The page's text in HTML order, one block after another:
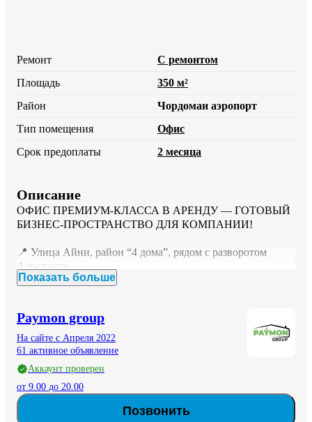
Ремонт
С ремонтом
Площадь
350 м²
Район
Чордомаи аэропорт
Тип помещения
Офис
Срок предоплаты
2 месяца
Описание
ОФИС ПРЕМИУМ-КЛАССА В АРЕНДУ — ГОТОВЫЙ
БИЗНЕС-ПРОСТРАНСТВО ДЛЯ КОМПАНИИ!
📍 Улица Айни, район “4 дома”, рядом с разворотом
Аэропорта
Отдельный вход с первого этажа. Полностью готовый
Идеальное решение для IT-компании, call-центра,
юридической фирмы, финансовой организации,
международной компании, образовательного центра и
крупного бизнеса.
Площадь: 350 м²
Показать больше
Paymon group
На сайте с Апреля 2022
61 активное объявление
Аккаунт проверен
от 9.00 до 20.00
Позвонить